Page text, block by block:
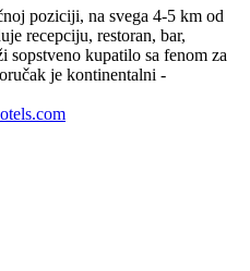
poziciji, na svega 4-5 km od
recepciju, restoran, bar,
sopstveno kupatilo sa fenom za
je kontinentalni -